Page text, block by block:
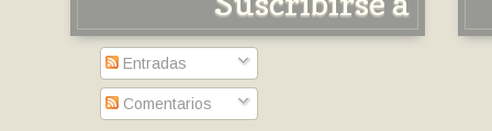
Entradas
Comentarios